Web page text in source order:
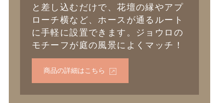
と差し込むだけで、花壇の縁やアプ
ローチ横など、ホースが通るルート
に手軽に設置できます。ジョウロの
モチーフが庭の風景によくマッチ！
商品の詳細はこちら